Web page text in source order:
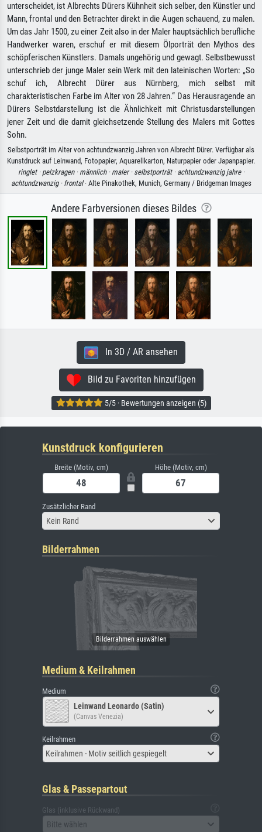
unterscheidet, ist Albrechts Dürers Kühnheit sich selber, den Künstler und
Mann, frontal und den Betrachter direkt in die Augen schauend, zu malen.
Um das Jahr 1500, zu einer Zeit also in der Maler hauptsächlich berufliche
Handwerker waren, erschuf er mit diesem Ölporträt den Mythos des
schöpferischen Künstlers. Damals ungehörig und gewagt. Selbstbewusst
unterschrieb der junge Maler sein Werk mit den lateinischen Worten: „So
schuf ich, Albrecht Dürer aus Nürnberg, mich selbst mit
charakteristischen Farbe im Alter von 28 Jahren.“ Das Herausragende an
Dürers Selbstdarstellung ist die Ähnlichkeit mit Christusdarstellungen
jener Zeit und die damit gleichsetzende Stellung des Malers mit Gottes
Sohn.
Selbstporträt im Alter von achtundzwanzig Jahren von Albrecht Dürer. Verfügbar als
Kunstdruck auf Leinwand, Fotopapier, Aquarellkarton, Naturpapier oder Japanpapier.
ringlet · pelzkragen · männlich · maler · selbstporträt · achtundzwanzig jahre ·
achtundzwanzig · frontal· Alte Pinakothek, Munich, Germany / Bridgeman Images
Andere Farbversionen dieses Bildes
In 3D / AR ansehen
Bild zu Favoriten hinzufügen
5/5 · Bewertungen anzeigen (5)
Kunstdruck konfigurieren
Breite (Motiv, cm) Höhe (Motiv, cm)
Zusätzlicher Rand
Kein Rand
Bilderrahmen
Medium & Keilrahmen
Medium
Leinwand Leonardo (Satin)
(Canvas Venezia)
Keilrahmen
Keilrahmen - Motiv seitlich gespiegelt
Glas & Passepartout
Glas (inklusive Rückwand)
Bitte wählen